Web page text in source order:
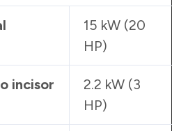
15 kW (20
HP)
incisor
2.2 kW (3
HP)